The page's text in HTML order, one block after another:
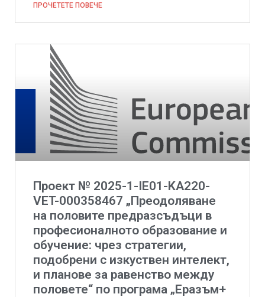
ПРОЧЕТЕТЕ ПОВЕЧЕ
Проект № 2025-1-IE01-KA220-
VET-000358467 „Преодоляване
на половите предразсъдъци в
професионалното образование и
обучение: чрез стратегии,
подобрени с изкуствен интелект,
и планове за равенство между
половете“ по програма „Еразъм+